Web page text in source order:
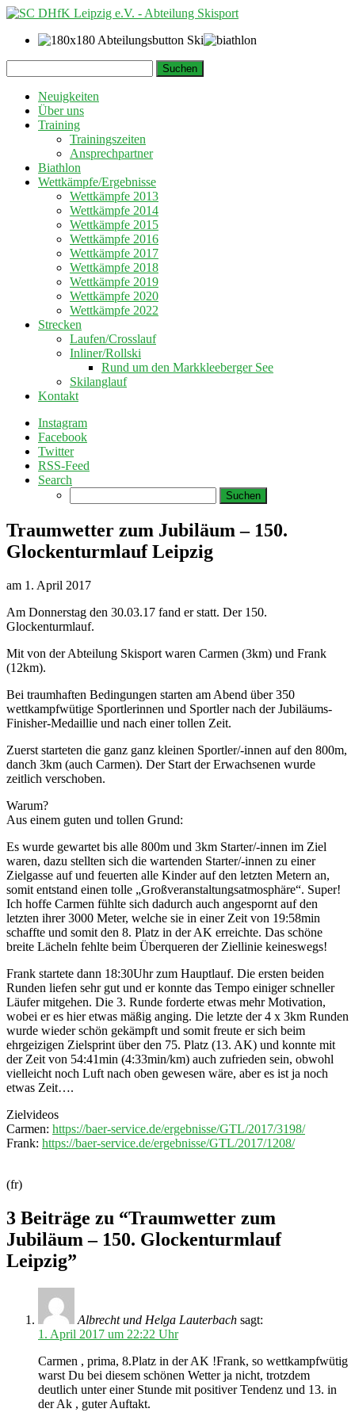
zum
Inhalt
nach:
Neuigkeiten
Über uns
Training
Trainingszeiten
Ansprechpartner
Biathlon
Wettkämpfe/Ergebnisse
Wettkämpfe 2013
Wettkämpfe 2014
Wettkämpfe 2015
Wettkämpfe 2016
Wettkämpfe 2017
Wettkämpfe 2018
Wettkämpfe 2019
Wettkämpfe 2020
Wettkämpfe 2022
Strecken
Laufen/Crosslauf
Inliner/Rollski
Rund um den Markkleeberger See
Skilanglauf
Kontakt
Instagram
Facebook
Twitter
RSS-Feed
Search
nach:
Traumwetter zum Jubiläum – 150.
Glockenturmlauf Leipzig
am 1. April 2017
Am Donnerstag den 30.03.17 fand er statt. Der 150.
Glockenturmlauf.
Mit von der Abteilung Skisport waren Carmen (3km) und Frank
(12km).
Bei traumhaften Bedingungen starten am Abend über 350
wettkampfwütige Sportlerinnen und Sportler nach der Jubiläums-
Finisher-Medaillie und nach einer tollen Zeit.
Zuerst starteten die ganz ganz kleinen Sportler/-innen auf den 800m,
danch 3km (auch Carmen). Der Start der Erwachsenen wurde
zeitlich verschoben.
Warum?
Aus einem guten und tollen Grund:
Es wurde gewartet bis alle 800m und 3km Starter/-innen im Ziel
waren, dazu stellten sich die wartenden Starter/-innen zu einer
Zielgasse auf und feuerten alle Kinder auf den letzten Metern an,
somit entstand einen tolle „Großveranstaltungsatmosphäre“. Super!
Ich hoffe Carmen fühlte sich dadurch auch angespornt auf den
letzten ihrer 3000 Meter, welche sie in einer Zeit von 19:58min
schaffte und somit den 8. Platz in der AK erreichte. Das schöne
breite Lächeln fehlte beim Überqueren der Ziellinie keineswegs!
Frank startete dann 18:30Uhr zum Hauptlauf. Die ersten beiden
Runden liefen sehr gut und er konnte das Tempo einiger schneller
Läufer mitgehen. Die 3. Runde forderte etwas mehr Motivation,
wobei er es hier etwas mäßig anging. Die letzte der 4 x 3km Runden
wurde wieder schön gekämpft und somit freute er sich beim
ehrgeizigen Zielsprint über den 75. Platz (13. AK) und konnte mit
der Zeit von 54:41min (4:33min/km) auch zufrieden sein, obwohl
vielleicht noch Luft nach oben gewesen wäre, aber es ist ja noch
etwas Zeit….
Zielvideos
Carmen: https://baer-service.de/ergebnisse/GTL/2017/3198/
Frank: https://baer-service.de/ergebnisse/GTL/2017/1208/
(fr)
3 Beiträge zu “Traumwetter zum
Jubiläum – 150. Glockenturmlauf
Leipzig”
Albrecht und Helga Lauterbach sagt:
1. April 2017 um 22:22 Uhr
Carmen , prima, 8.Platz in der AK !Frank, so wettkampfwütig
warst Du bei diesem schönen Wetter ja nicht, trotzdem
deutlich unter einer Stunde mit positiver Tendenz und 13. in
der Ak , guter Auftakt.